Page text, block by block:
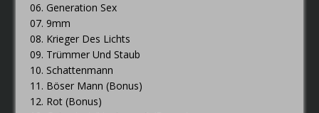
06. Generation Sex
07. 9mm
08. Krieger Des Lichts
09. Trümmer Und Staub
10. Schattenmann
11. Böser Mann (Bonus)
12. Rot (Bonus)